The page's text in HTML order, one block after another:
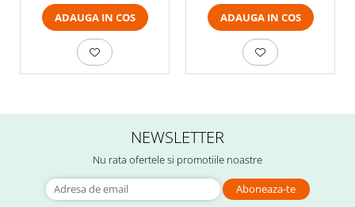
ADAUGA IN COS ADAUGA IN COS
NEWSLETTER
Nu rata ofertele si promotiile noastre